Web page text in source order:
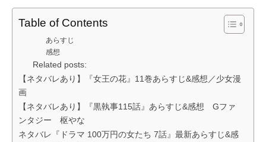
Table of Contents
あらすじ
感想
Related posts:
【ネタバレあり】『女王の花』11巻あらすじ&感想／少女漫
画
【ネタバレあり】『黒執事115話』あらすじ&感想 Gファ
ンタジー 枢やな
ネタバレ『ドラマ 100万円の女たち 7話』最新あらすじ&感